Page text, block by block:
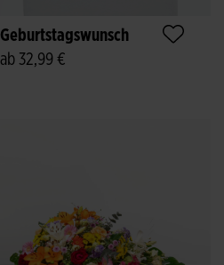
Geburtstagswunsch
ab 32,99 €